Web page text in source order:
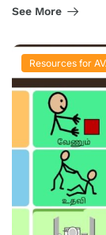
See More
Resources for